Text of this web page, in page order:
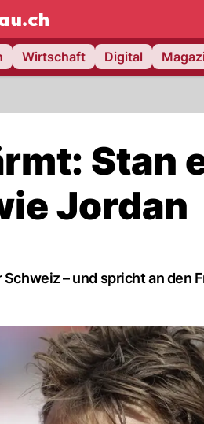
NAU.ch
Wirtschaft Digital
Stan
Jordan
– und spricht an den